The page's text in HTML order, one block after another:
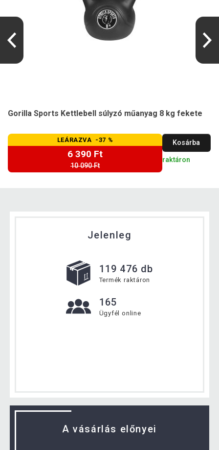
Gorilla Sports Kettlebell súlyzó műanyag 8 kg fekete
LEÁRAZVA -37 %
6 390 Ft
10 090 Ft
Kosárba
raktáron
Jelenleg
119 476 db
Termék raktáron
165
Ügyfél online
A vásárlás előnyei